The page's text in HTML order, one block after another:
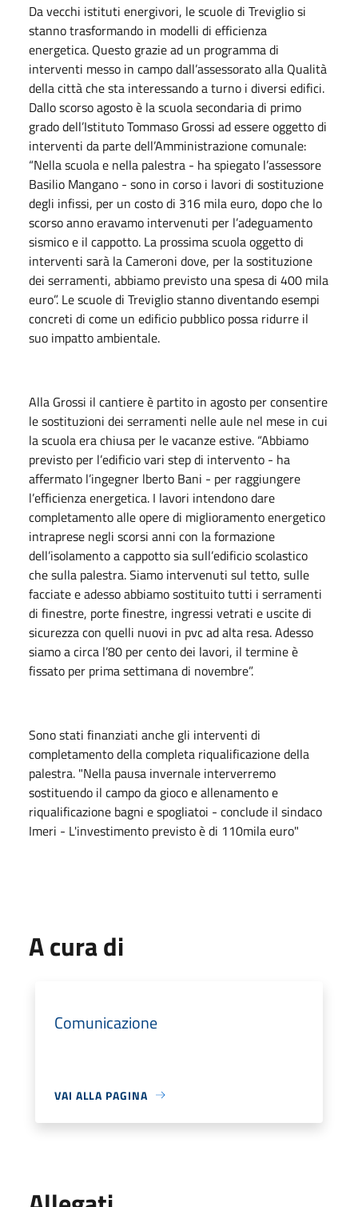
Da vecchi istituti energivori, le scuole di Treviglio si
stanno trasformando in modelli di efficienza
energetica. Questo grazie ad un programma di
interventi messo in campo dall’assessorato alla Qualità
della città che sta interessando a turno i diversi edifici.
Dallo scorso agosto è la scuola secondaria di primo
grado dell’Istituto Tommaso Grossi ad essere oggetto di
interventi da parte dell’Amministrazione comunale:
“Nella scuola e nella palestra - ha spiegato l’assessore
Basilio Mangano - sono in corso i lavori di sostituzione
degli infissi, per un costo di 316 mila euro, dopo che lo
scorso anno eravamo intervenuti per l’adeguamento
sismico e il cappotto. La prossima scuola oggetto di
interventi sarà la Cameroni dove, per la sostituzione
dei serramenti, abbiamo previsto una spesa di 400 mila
euro”. Le scuole di Treviglio stanno diventando esempi
concreti di come un edificio pubblico possa ridurre il
suo impatto ambientale.
Alla Grossi il cantiere è partito in agosto per consentire
le sostituzioni dei serramenti nelle aule nel mese in cui
la scuola era chiusa per le vacanze estive. “Abbiamo
previsto per l’edificio vari step di intervento - ha
affermato l’ingegner lberto Bani - per raggiungere
l’efficienza energetica. I lavori intendono dare
completamento alle opere di miglioramento energetico
intraprese negli scorsi anni con la formazione
dell’isolamento a cappotto sia sull’edificio scolastico
che sulla palestra. Siamo intervenuti sul tetto, sulle
facciate e adesso abbiamo sostituito tutti i serramenti
di finestre, porte finestre, ingressi vetrati e uscite di
sicurezza con quelli nuovi in pvc ad alta resa. Adesso
siamo a circa l’80 per cento dei lavori, il termine è
fissato per prima settimana di novembre”.
Sono stati finanziati anche gli interventi di
completamento della completa riqualificazione della
palestra. "Nella pausa invernale interverremo
sostituendo il campo da gioco e allenamento e
riqualificazione bagni e spogliatoi - conclude il sindaco
Imeri - L'investimento previsto è di 110mila euro"
A cura di
Comunicazione
VAI ALLA PAGINA